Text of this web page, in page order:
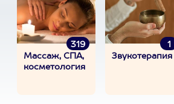
319
Массаж, СПА,
косметология
1
Звукотерапия